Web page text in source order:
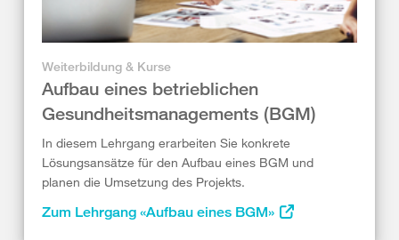
Weiterbildung & Kurse
Aufbau eines betrieblichen
Gesundheitsmanagements (BGM)
In diesem Lehrgang erarbeiten Sie konkrete
Lösungsansätze für den Aufbau eines BGM und
planen die Umsetzung des Projekts.
Zum Lehrgang «Aufbau eines BGM»